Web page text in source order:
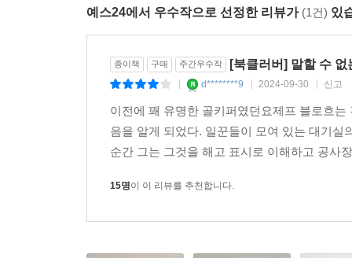
떠올리는 영화 속 장면이나 신문의 다른 기사들
소설은 살인이라는 굵직한 사건이 아니라, 인물
단어들의 나열, 맥락 없는 대화 속 극단적인 말놀
일치시키며 매순간 이를 받아들이는 독자를 당
만든다. 예의 범죄소설이 일종의 충격에서 팽
의심과 불안 가운데 독자를 버려 둔 채 허탈하게
예스24에서 우수작으로 선정한 리뷰가 (1건) 있
종이책 구매 주간우수작 [북클러버] 말할 수 없
d********9 2024-09-30 신고
이전에 꽤 유명한 골키퍼였던요제프 블로흐
음을 알게 되었다. 일꾼들이 모여 있는 대기
순간 그는 그것을 해고 표시로 이해하고 공사
15명이 이 리뷰를 추천합니다.